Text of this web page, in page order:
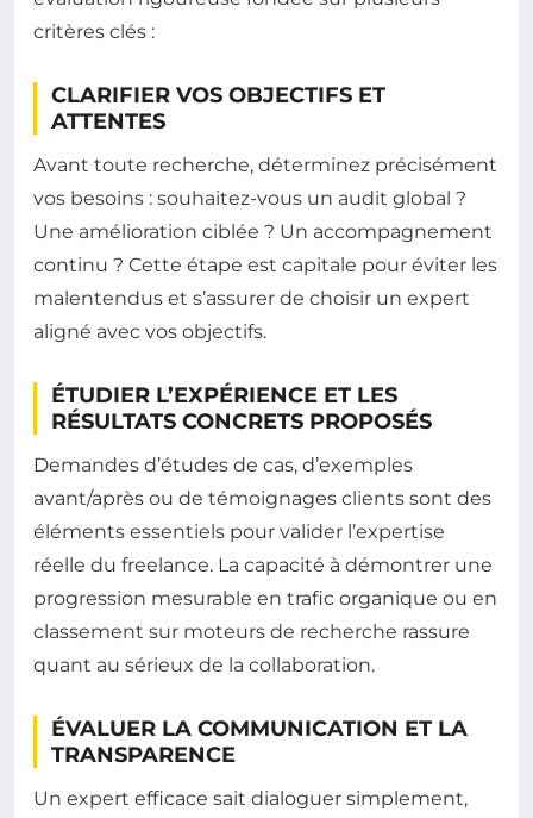
critères clés :
CLARIFIER VOS OBJECTIFS ET
ATTENTES
Avant toute recherche, déterminez précisément
vos besoins : souhaitez-vous un audit global ?
Une amélioration ciblée ? Un accompagnement
continu ? Cette étape est capitale pour éviter les
malentendus et s’assurer de choisir un expert
aligné avec vos objectifs.
ÉTUDIER L’EXPÉRIENCE ET LES
RÉSULTATS CONCRETS PROPOSÉS
Demandes d’études de cas, d’exemples
avant/après ou de témoignages clients sont des
éléments essentiels pour valider l’expertise
réelle du freelance. La capacité à démontrer une
progression mesurable en trafic organique ou en
classement sur moteurs de recherche rassure
quant au sérieux de la collaboration.
ÉVALUER LA COMMUNICATION ET LA
TRANSPARENCE
Un expert efficace sait dialoguer simplement,